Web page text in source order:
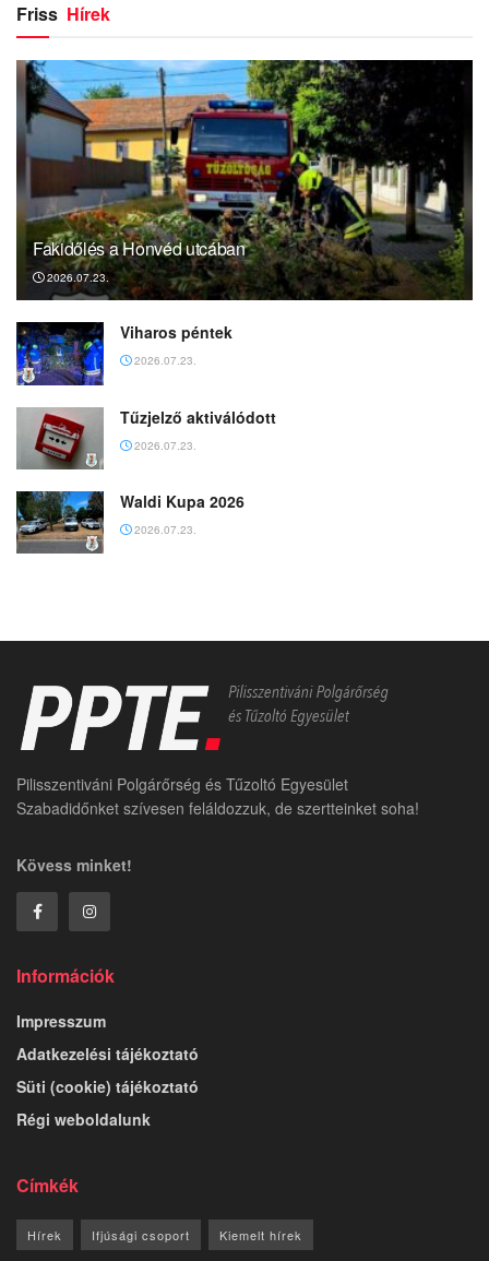
Friss Hírek
Fakidőlés a Honvéd utcában
2026.07.23.
Viharos péntek
2026.07.23.
Tűzjelző aktiválódott
2026.07.23.
Waldi Kupa 2026
2026.07.23.
Pilisszentiváni Polgárőrség és Tűzoltó Egyesület
Szabadidőnket szívesen feláldozzuk, de szertteinket soha!
Kövess minket!
Információk
Impresszum
Adatkezelési tájékoztató
Süti (cookie) tájékoztató
Régi weboldalunk
Címkék
Hírek Ifjúsági csoport Kiemelt hírek